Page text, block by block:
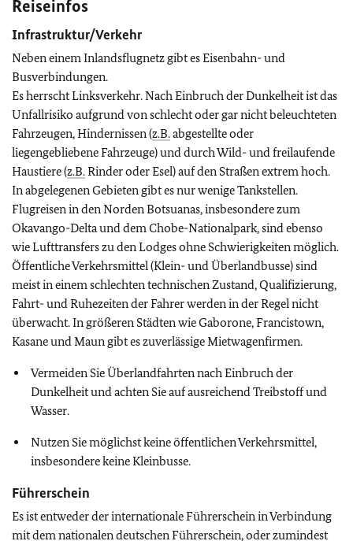
Reiseinfos
Infrastruktur/Verkehr
Neben einem Inlandsflugnetz gibt es Eisenbahn- und
Busverbindungen.
Es herrscht Linksverkehr. Nach Einbruch der Dunkelheit ist das
Unfallrisiko aufgrund von schlecht oder gar nicht beleuchteten
Fahrzeugen, Hindernissen (z.B.abgestellte oder
liegengebliebene Fahrzeuge) und durch Wild- und freilaufende
Haustiere (z.B.Rinder oder Esel) auf den Straßen extrem hoch.
In abgelegenen Gebieten gibt es nur wenige Tankstellen.
Flugreisen in den Norden Botsuanas, insbesondere zum
Okavango-Delta und dem Chobe-Nationalpark, sind ebenso
wie Lufttransfers zu den Lodges ohne Schwierigkeiten möglich.
Öffentliche Verkehrsmittel (Klein- und Überlandbusse) sind
meist in einem schlechten technischen Zustand, Qualifizierung,
Fahrt- und Ruhezeiten der Fahrer werden in der Regel nicht
überwacht. In größeren Städten wie Gaborone, Francistown,
Kasane und Maun gibt es zuverlässige Mietwagenfirmen.
Vermeiden Sie Überlandfahrten nach Einbruch der
Dunkelheit und achten Sie auf ausreichend Treibstoff und
Wasser.
Nutzen Sie möglichst keine öffentlichen Verkehrsmittel,
insbesondere keine Kleinbusse.
Führerschein
Es ist entweder der internationale Führerschein in Verbindung
mit dem nationalen deutschen Führerschein, oder zumindest